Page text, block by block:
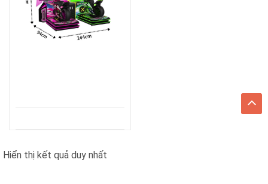
Hiển thị kết quả duy nhất